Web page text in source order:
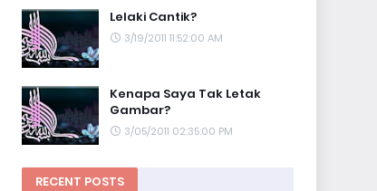
Lelaki Cantik?
3/19/2011 11:52:00 AM
Kenapa Saya Tak Letak
Gambar?
3/05/2011 02:35:00 PM
RECENT POSTS